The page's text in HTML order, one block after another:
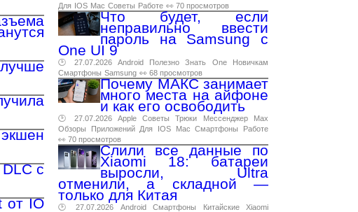
с
от IO
Для IOS Mac Советы Работе 👀 70 просмотров
Что будет, если
неправильно ввести
пароль на Samsung с
One UI 9
🕑 27.07.2026 Android Полезно Знать One
Новичкам
Смартфоны Samsung 👀 68 просмотров
Почему МАКС занимает
много места на айфоне
и как его освободить
🕑 27.07.2026 Apple Советы Трюки Мессенджер
Max
Обзоры
Приложений Для IOS Mac Смартфоны
Работе
👀 70 просмотров
Слили все данные по
Xiaomi 18: батареи
выросли, Ultra
отменили, а складной —
только для Китая
🕑 27.07.2026 Android Смартфоны Китайские
Xiaomi